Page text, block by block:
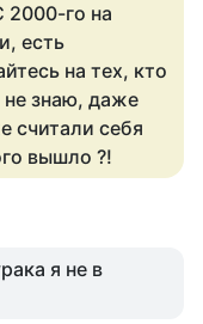
го на
есть
на тех, кто
знаю, даже
считали себя
вышло ?!
я не в